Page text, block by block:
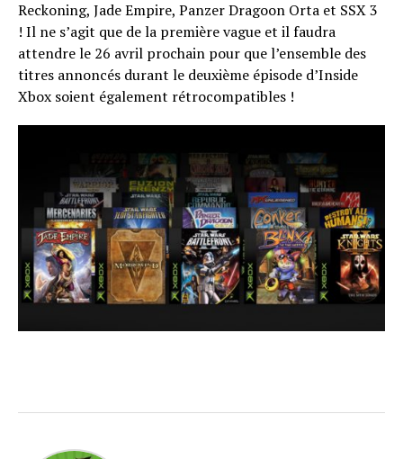
Reckoning, Jade Empire, Panzer Dragoon Orta et SSX 3
! Il ne s’agit que de la première vague et il faudra
attendre le 26 avril prochain pour que l’ensemble des
titres annoncés durant le deuxième épisode d’Inside
Xbox soient également rétrocompatibles !